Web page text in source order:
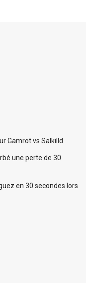
Gamrot vs Salkilld
une perte de 30
en 30 secondes lors